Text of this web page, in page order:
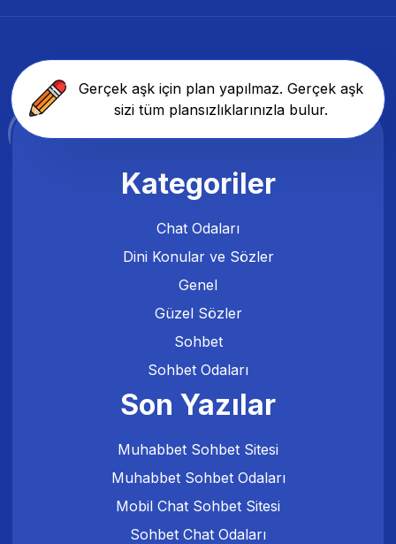
Gerçek aşk için plan yapılmaz. Gerçek aşk
sizi tüm plansızlıklarınızla bulur.
Kategoriler
Chat Odaları
Dini Konular ve Sözler
Genel
Güzel Sözler
Sohbet
Sohbet Odaları
Son Yazılar
Muhabbet Sohbet Sitesi
Muhabbet Sohbet Odaları
Mobil Chat Sohbet Sitesi
Sohbet Chat Odaları